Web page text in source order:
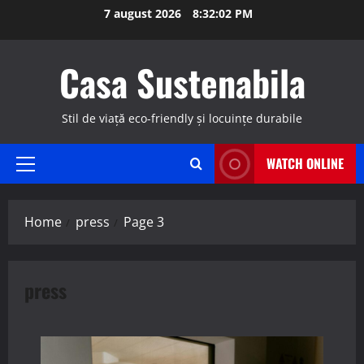
7 august 2026 8:32:04 PM
Casa Sustenabila
Stil de viață eco-friendly și locuințe durabile
Primary
WATCH ONLINE
Home press Page 3
press